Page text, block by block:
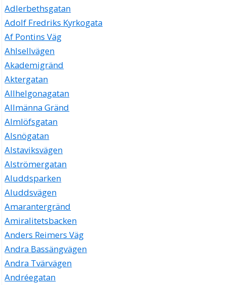
Adlerbethsgatan
Adolf Fredriks Kyrkogata
Af Pontins Väg
Ahlsellvägen
Akademigränd
Aktergatan
Allhelgonagatan
Allmänna Gränd
Almlöfsgatan
Alsnögatan
Alstaviksvägen
Alströmergatan
Aluddsparken
Aluddsvägen
Amarantergränd
Amiralitetsbacken
Anders Reimers Väg
Andra Bassängvägen
Andra Tvärvägen
Andréegatan